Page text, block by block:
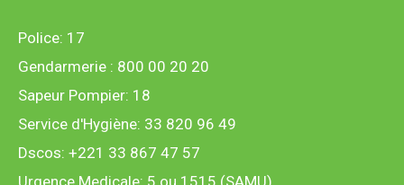
Police: 17
Gendarmerie : 800 00 20 20
Sapeur Pompier: 18
Service d'Hygiène: 33 820 96 49
Dscos: +221 33 867 47 57
Urgence Medicale: 5 ou 1515 (SAMU)